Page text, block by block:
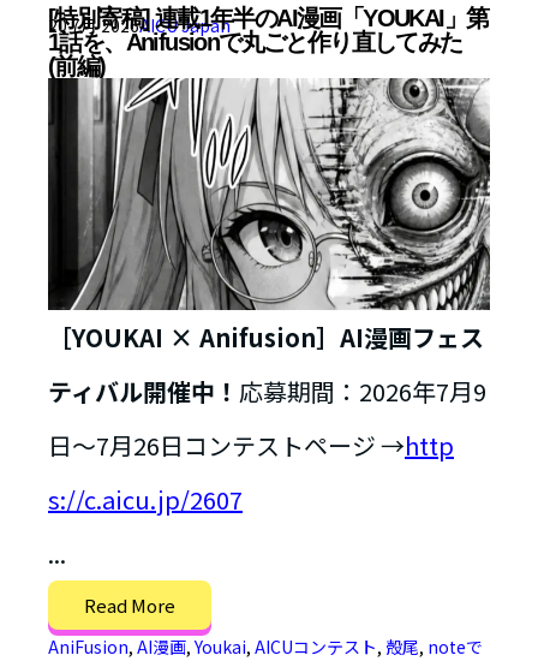
[特別寄稿] 連載1年半のAI漫画「YOUKAI」第
1話を、Anifusionで丸ごと作り直してみた
(前編)
20 7月 2026AICU Japan
［YOUKAI × Anifusion］AI漫画フェス
ティバル開催中！ 応募期間：2026年7月9
日〜7月26日コンテストページ →http
s://c.aicu.jp/2607
...
Read More
AniFusion, AI漫画,Youkai, AICUコンテスト, 殻尾, noteで